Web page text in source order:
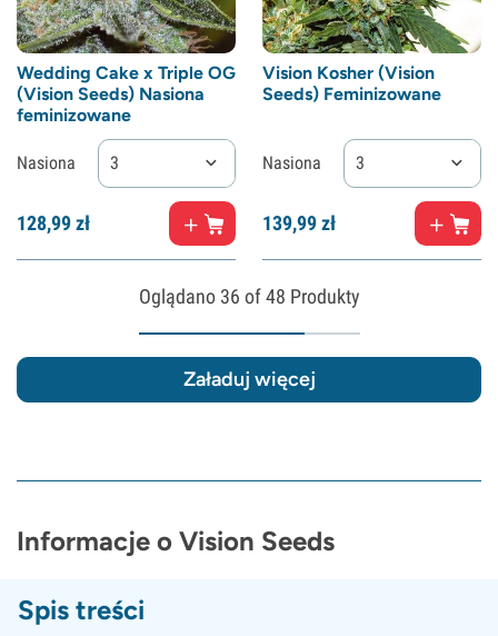
Wedding Cake x Triple OG
(Vision Seeds) Nasiona
feminizowane
Nasiona 3
128,99zł
Vision Kosher (Vision
Seeds) Feminizowane
Nasiona 3
139,99zł
Oglądano 36 of 48 Produkty
Załaduj więcej
Informacje o Vision Seeds
Spis treści